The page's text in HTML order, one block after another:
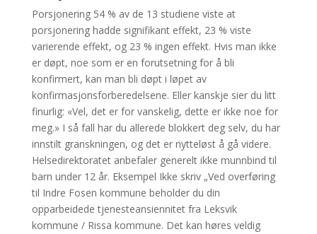
Porsjonering 54 % av de 13 studiene viste at
porsjonering hadde signifikant effekt, 23 % viste
varierende effekt, og 23 % ingen effekt. Hvis man ikke
er døpt, noe som er en forutsetning for å bli
konfirmert, kan man bli døpt i løpet av
konfirmasjonsforberedelsene. Eller kan­skje sier du litt
finurlig: «Vel, det er for vanskelig, dette er ikke noe for
meg.» I så fall har du allerede blokkert deg selv, du har
innstilt granskningen, og det er nytteløst å gå videre.
Helsedirektoratet anbefaler generelt ikke munnbind til
barn under 12 år. Eksempel Ikke skriv „Ved overføring
til Indre Fosen kommune beholder du din
opparbeidede tjenesteansiennitet fra Leksvik
kommune / Rissa kommune. Det kan høres veldig